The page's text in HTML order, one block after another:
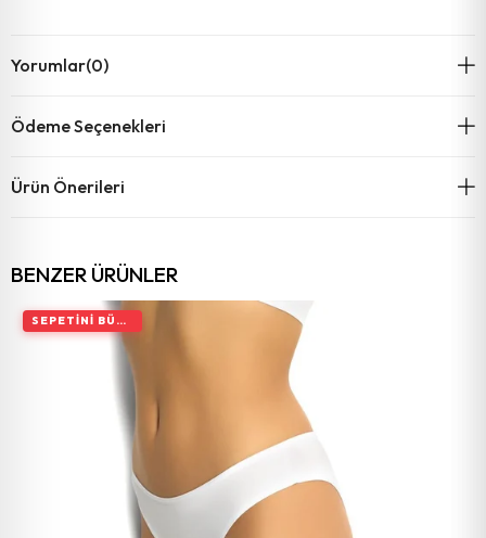
Yorumlar(0)
Ödeme Seçenekleri
Ürün Önerileri
BENZER ÜRÜNLER
SEPETINI BÜYÜT, İNDIRIMI ARTIR